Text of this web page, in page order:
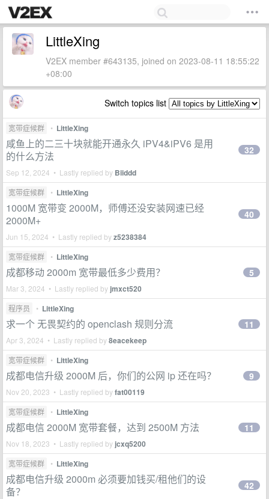
LittleXing
V2EX member #643135, joined on 2023-08-11 18:55:22
+08:00
Switch topics list
宽带症候群 • LittleXing
咸鱼上的二三十块就能开通永久 iPV4&iPV6 是用
的什么方法
Sep 12, 2024 • Lastly replied by Biiddd
32
宽带症候群 • LittleXing
1000M 宽带变 2000M，师傅还没安装网速已经
2000M+
Jun 15, 2024 • Lastly replied byz5238384
40
宽带症候群 • LittleXing
成都移动 2000m 宽带最低多少费用？
Mar 3, 2024 • Lastly replied by jmxct520
5
程序员 • LittleXing
求一个 无畏契约的 openclash 规则分流
Apr 3, 2024 • Lastly replied by8eacekeep
11
宽带症候群 • LittleXing
成都电信升级 2000M 后，你们的公网 ip 还在吗？
Nov 20, 2023 • Lastly replied byfat00119
9
宽带症候群 • LittleXing
成都电信 2000M 宽带套餐，达到 2500M 方法
Nov 18, 2023 • Lastly replied by jcxq5200
11
宽带症候群 • LittleXing
成都电信升级 2000m 必须要加钱买/租他们的设
备？
42